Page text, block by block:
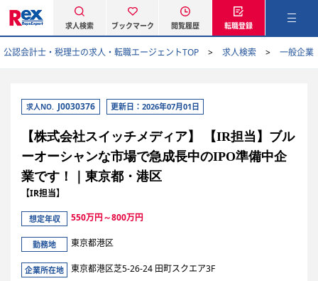
求人検索 ブックマーク 閲覧履歴 転職登録
公認会計士・税理士の求人・転職エージェントTOP 求人検索 一般企業
求人NO. J0030376 更新日：2026年07月01日
【株式会社スイッチメディア】 【IR担当】ブル
ーオーシャンな市場で急成長中のIPO準備中企
業です！｜東京都・港区
【IR担当】
想定年収 550万円～800万円
勤務地 東京都港区
企業所在地 東京都港区芝5-26-24 田町スクエア3F